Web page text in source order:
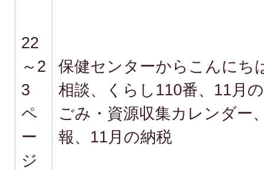
22
～2
3
ペ
ー
ジ
保健センターからこんにち
相談、くらし110番、11月
ごみ・資源収集カレンダー
報、11月の納税